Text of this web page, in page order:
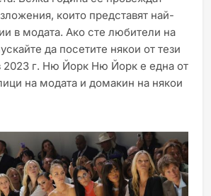
които представят най-
в модата. Ако сте любители на
да посетите някои от тези
2023 г. Ню Йорк Ню Йорк е една от
на модата и домакин на някои